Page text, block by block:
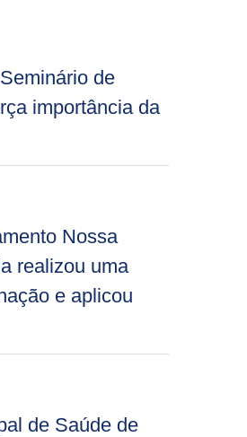
de
importância da
Nossa
realizou uma
e aplicou
de Saúde de